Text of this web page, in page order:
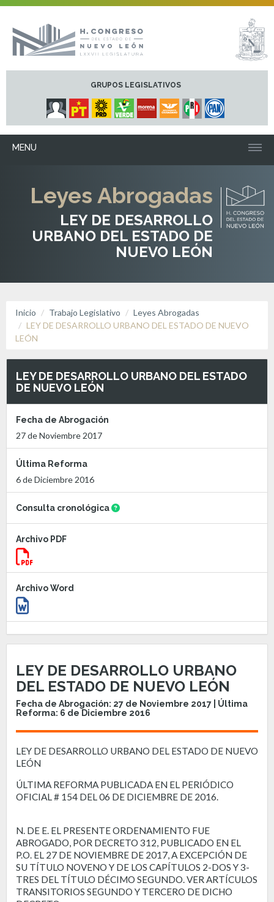
GRUPOS LEGISLATIVOS
MENU
Leyes Abrogadas
LEY DE DESARROLLO
URBANO DEL ESTADO DE
NUEVO LEÓN
Inicio Trabajo Legislativo
Leyes Abrogadas
LEY DE DESARROLLO URBANO DEL ESTADO DE NUEVO
LEÓN
LEY DE DESARROLLO URBANO DEL ESTADO
DE NUEVO LEÓN
Fecha de Abrogación
27 de Noviembre 2017
Última Reforma
6 de Diciembre 2016
Consulta cronológica
Archivo PDF
Archivo Word
LEY DE DESARROLLO URBANO
DEL ESTADO DE NUEVO LEÓN
Fecha de Abrogación: 27 de Noviembre 2017 | Última
Reforma: 6 de Diciembre 2016
LEY DE DESARROLLO URBANO DEL ESTADO DE NUEVO
LEÓN
ÚLTIMA REFORMA PUBLICADA EN EL PERIÓDICO
OFICIAL # 154 DEL 06 DE DICIEMBRE DE 2016.
N. DE E. EL PRESENTE ORDENAMIENTO FUE
ABROGADO, POR DECRETO 312, PUBLICADO EN EL
P.O. EL 27 DE NOVIEMBRE DE 2017, A EXCEPCIÓN DE
SU TÍTULO NOVENO Y DE LOS CAPÍTULOS 2-DOS Y 3-
TRES DEL TÍTULO DÉCIMO SEGUNDO. VER ARTÍCULOS
TRANSITORIOS SEGUNDO Y TERCERO DE DICHO